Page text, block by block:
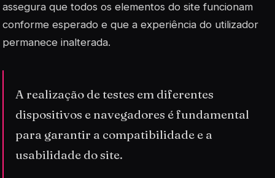
assegura que todos os elementos do site funcionam
conforme esperado e que a experiência do utilizador
permanece inalterada.
A realização de testes em diferentes
dispositivos e navegadores é fundamental
para garantir a compatibilidade e a
usabilidade do site.